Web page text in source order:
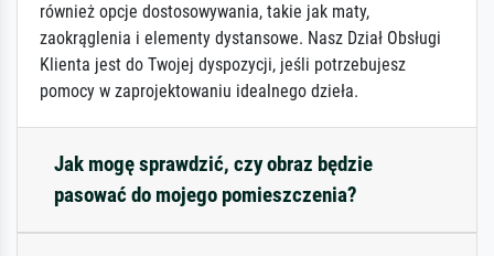
również opcje dostosowywania, takie jak maty,
zaokrąglenia i elementy dystansowe. Nasz Dział Obsługi
Klienta jest do Twojej dyspozycji, jeśli potrzebujesz
pomocy w zaprojektowaniu idealnego dzieła.
Jak mogę sprawdzić, czy obraz będzie
pasować do mojego pomieszczenia?